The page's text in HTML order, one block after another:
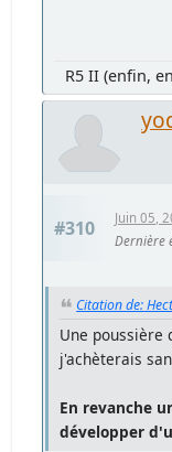
R5 II (enfin,
#310
Juin 05,
Dernière
Citation de:
Une poussière
j'achèterais
En revanche
développer